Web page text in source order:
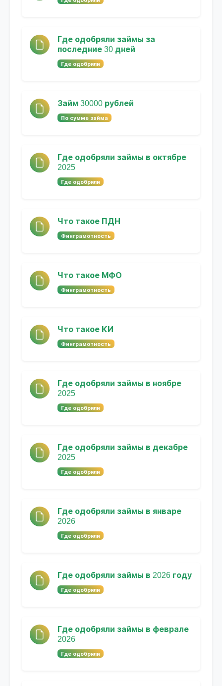
Где одобряли займы за
последние 30 дней
Где одобряли
Займ 30000 рублей
По сумме займа
Где одобряли займы в октябре
2025
Где одобряли
Что такое ПДН
Финграмотность
Что такое МФО
Финграмотность
Что такое КИ
Финграмотность
Где одобряли займы в ноябре
2025
Где одобряли
Где одобряли займы в декабре
2025
Где одобряли
Где одобряли займы в январе
2026
Где одобряли
Где одобряли займы в 2026 году
Где одобряли
Где одобряли займы в феврале
2026
Где одобряли